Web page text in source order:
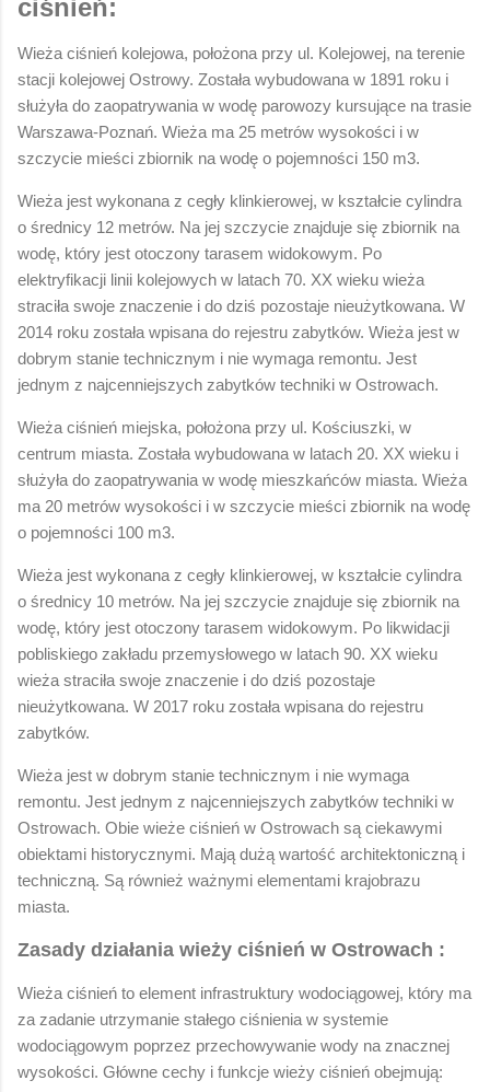
ciśnień:
Wieża ciśnień kolejowa, położona przy ul. Kolejowej, na terenie
stacji kolejowej Ostrowy. Została wybudowana w 1891 roku i
służyła do zaopatrywania w wodę parowozy kursujące na trasie
Warszawa-Poznań. Wieża ma 25 metrów wysokości i w
szczycie mieści zbiornik na wodę o pojemności 150 m3.
Wieża jest wykonana z cegły klinkierowej, w kształcie cylindra
o średnicy 12 metrów. Na jej szczycie znajduje się zbiornik na
wodę, który jest otoczony tarasem widokowym. Po
elektryfikacji linii kolejowych w latach 70. XX wieku wieża
straciła swoje znaczenie i do dziś pozostaje nieużytkowana. W
2014 roku została wpisana do rejestru zabytków. Wieża jest w
dobrym stanie technicznym i nie wymaga remontu. Jest
jednym z najcenniejszych zabytków techniki w Ostrowach.
Wieża ciśnień miejska, położona przy ul. Kościuszki, w
centrum miasta. Została wybudowana w latach 20. XX wieku i
służyła do zaopatrywania w wodę mieszkańców miasta. Wieża
ma 20 metrów wysokości i w szczycie mieści zbiornik na wodę
o pojemności 100 m3.
Wieża jest wykonana z cegły klinkierowej, w kształcie cylindra
o średnicy 10 metrów. Na jej szczycie znajduje się zbiornik na
wodę, który jest otoczony tarasem widokowym. Po likwidacji
pobliskiego zakładu przemysłowego w latach 90. XX wieku
wieża straciła swoje znaczenie i do dziś pozostaje
nieużytkowana. W 2017 roku została wpisana do rejestru
zabytków.
Wieża jest w dobrym stanie technicznym i nie wymaga
remontu. Jest jednym z najcenniejszych zabytków techniki w
Ostrowach. Obie wieże ciśnień w Ostrowach są ciekawymi
obiektami historycznymi. Mają dużą wartość architektoniczną i
techniczną. Są również ważnymi elementami krajobrazu
miasta.
Zasady działania wieży ciśnień w Ostrowach :
Wieża ciśnień to element infrastruktury wodociągowej, który ma
za zadanie utrzymanie stałego ciśnienia w systemie
wodociągowym poprzez przechowywanie wody na znacznej
wysokości. Główne cechy i funkcje wieży ciśnień obejmują: